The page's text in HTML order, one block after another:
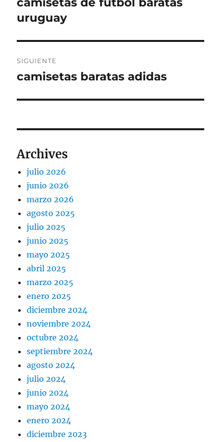
entradas
anterior:
uruguay
SIGUIENTE
Entrada
camisetas baratas adidas
Archives
julio 2026
junio 2026
marzo 2026
agosto 2025
julio 2025
junio 2025
mayo 2025
abril 2025
marzo 2025
enero 2025
diciembre 2024
noviembre 2024
octubre 2024
septiembre 2024
agosto 2024
julio 2024
junio 2024
mayo 2024
enero 2024
diciembre 2023